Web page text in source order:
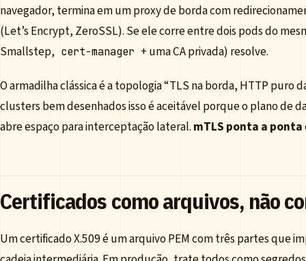
navegador, termina em um proxy de borda com
(Let’s Encrypt, ZeroSSL). Se ele corre entre dois pods do
Smallstep, cert-manager + uma CA privada) resolve.
O armadilha clássica é a topologia “TLS na borda, HTTP puro
clusters bem desenhados isso é aceitável porque o plano de
abre espaço para interceptação lateral. mTLS ponta a ponta
Certificados como arquivos, não
Um certificado X.509 é um arquivo PEM com três partes que